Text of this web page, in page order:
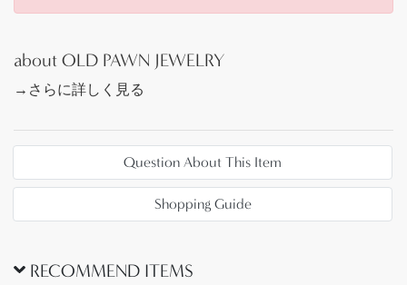
作られたアンティーク作品の凄みが感じられます。
でなく力強くも繊細なハンマーワークと、それを継
続して形作っていく為の集中力を必要とします。プ
リミティブながら作者の拘りやとてつもない技術力
を垣間見ることが出来るシルバーワークにより作り
上げられたブレスレットです。
about OLD PAWN JEWELRY
→さらに詳しく見る
Question About This Item
Shopping Guide
RECOMMEND ITEMS